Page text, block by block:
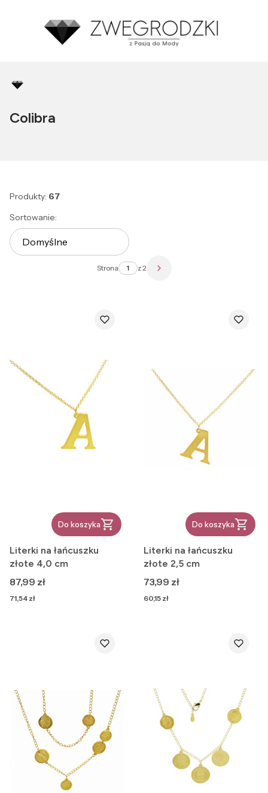
Colibra
Produkty: 67
Lista produktów
Sortowanie:
Domyślne
Strona z 2 Następne produkty
Do koszyka
Literki na łańcuszku
złote 4,0 cm
Cena
87,99 zł
Cena
71,54 zł
Do koszyka
Literki na łańcuszku
złote 2,5 cm
Cena
73,99 zł
Cena
60,15 zł